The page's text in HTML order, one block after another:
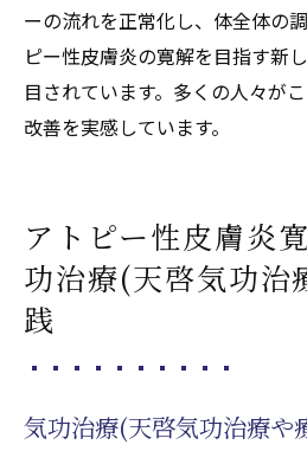
ーの流れを正常化し、体全体の
ピー性皮膚炎の寛解を目指す新
目されています。多くの人々が
改善を実感しています。
アトピー性皮膚炎
功治療(天啓気功治
践
気功治療(天啓気功治療や